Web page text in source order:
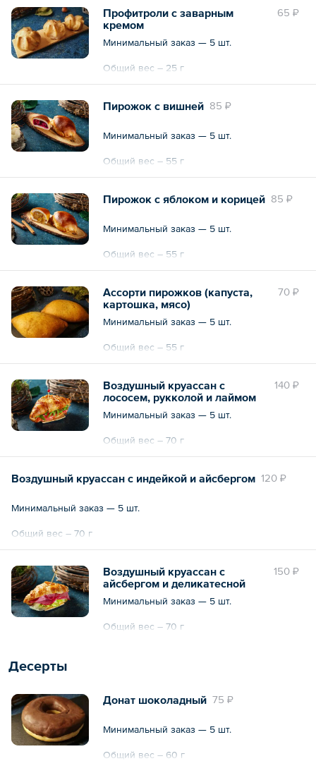
65 ₽
Профитроли с заварным
кремом
Минимальный заказ — 5 шт.
Общий вес – 25 г
85 ₽
Пирожок с вишней
Минимальный заказ — 5 шт.
Общий вес – 55 г
85 ₽
Пирожок с яблоком и корицей
Минимальный заказ — 5 шт.
Общий вес – 55 г
70 ₽
Ассорти пирожков (капуста,
картошка, мясо)
Минимальный заказ — 5 шт.
Общий вес – 55 г
140 ₽
Воздушный круассан с
лососем, рукколой и лаймом
Минимальный заказ — 5 шт.
Общий вес – 70 г
120 ₽
Воздушный круассан с индейкой и айсбергом
Минимальный заказ — 5 шт.
Общий вес – 70 г
150 ₽
Воздушный круассан с
айсбергом и деликатесной
говядиной
Минимальный заказ — 5 шт.
Общий вес – 70 г
Десерты
75 ₽
Донат шоколадный
Минимальный заказ — 5 шт.
Общий вес – 60 г